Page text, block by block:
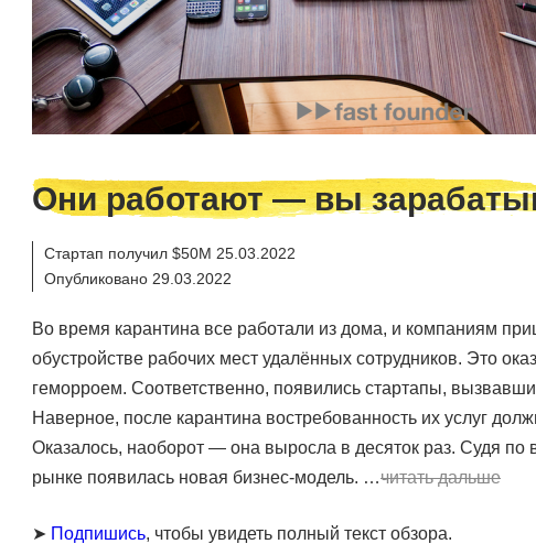
Они работают — вы
Стартап получил $50M 25.03.2022
Опубликовано 29.03.2022
Во время карантина все работали из дома, и компаниям
обустройстве рабочих мест удалённых сотрудников. Это
геморроем. Соответственно, появились стартапы,
Наверное, после карантина востребованность их услуг
Оказалось, наоборот — она выросла в десяток раз. Судя по
рынке появилась новая бизнес-модель. …читать дальше
➤ Подпишись, чтобы увидеть полный текст обзора.